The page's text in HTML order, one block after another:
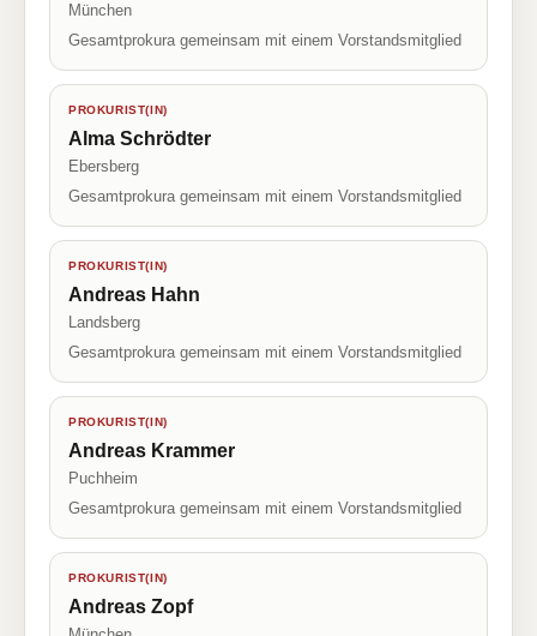
München
Gesamtprokura gemeinsam mit einem Vorstandsmitglied
PROKURIST(IN)
Alma Schrödter
Ebersberg
Gesamtprokura gemeinsam mit einem Vorstandsmitglied
PROKURIST(IN)
Andreas Hahn
Landsberg
Gesamtprokura gemeinsam mit einem Vorstandsmitglied
PROKURIST(IN)
Andreas Krammer
Puchheim
Gesamtprokura gemeinsam mit einem Vorstandsmitglied
PROKURIST(IN)
Andreas Zopf